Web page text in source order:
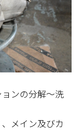
ンの分解～洗
メイン及びカ